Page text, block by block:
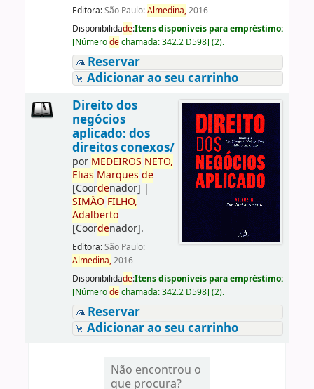
Editora:São Paulo:Almedina,2016
Disponibilidade:Itens disponíveis para empréstimo:
[Númerodechamada:342.2 D598] (2).
Reservar
Adicionar ao seu carrinho
Direito dos
negócios
aplicado: dos
direitos conexos/
por MEDEIROS NETO,
Elias Marques de
[Coordenador] |
SIMÃO FILHO,
Adalberto
[Coordenador].
Editora:São Paulo:
Almedina,2016
Disponibilidade:Itens disponíveis para empréstimo:
[Númerodechamada:342.2 D598] (2).
Reservar
Adicionar ao seu carrinho
Não encontrou o
que procura?